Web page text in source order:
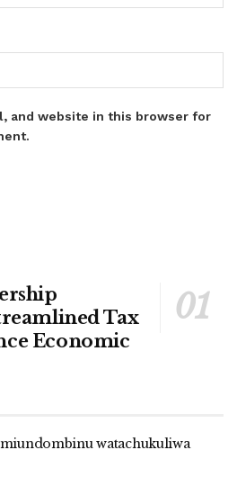
and website in this browser for
Tax
Economic
watachukuliwa